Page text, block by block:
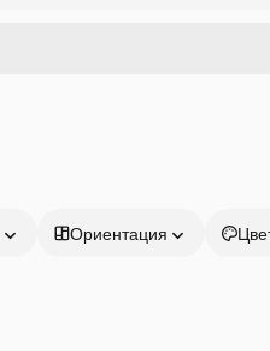
Ориентация